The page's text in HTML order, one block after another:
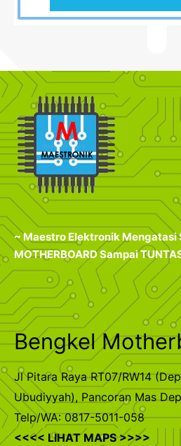
~ Maestro Elektronik Mengatasi
MOTHERBOARD Sampai
Bengkel
Jl Pitara Raya RT07/RW14
Ubudiyyah), Pancoran Mas
Telp/WA: 0817-5011-058
<<<< LIHAT MAPS >>>>